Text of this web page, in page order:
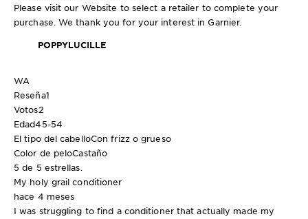
Please visit our Website to select a retailer to complete your
purchase. We thank you for your interest in Garnier.
POPPYLUCILLE
WA
Reseña1
Votos2
Edad45-54
El tipo del cabelloCon frizz o grueso
Color de peloCastaño
5 de 5 estrellas.
My holy grail conditioner
hace 4 meses
I was struggling to find a conditioner that actually made my